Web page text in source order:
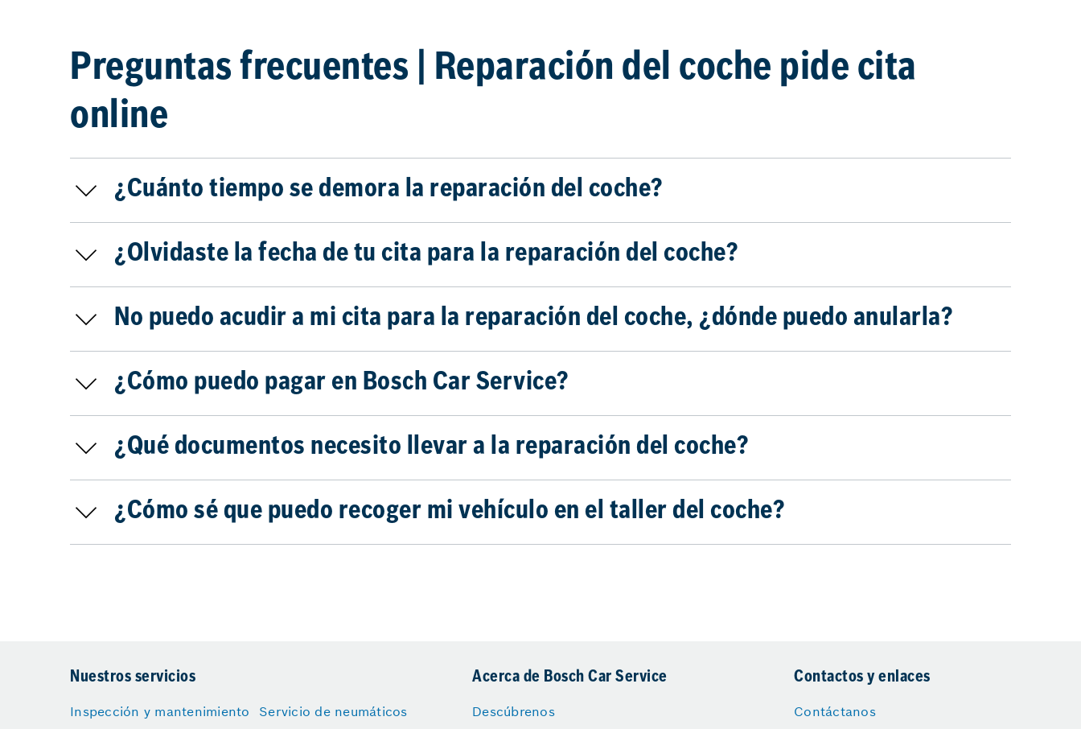
Preguntas frecuentes | Reparación del coche pide cita
online
¿Cuánto tiempo se demora la reparación del coche?
¿Olvidaste la fecha de tu cita para la reparación del coche?
No puedo acudir a mi cita para la reparación del coche, ¿dónde puedo anularla?
¿Cómo puedo pagar en Bosch Car Service?
¿Qué documentos necesito llevar a la reparación del coche?
¿Cómo sé que puedo recoger mi vehículo en el taller del coche?
Nuestros servicios
Inspección y mantenimiento Servicio de neumáticos
Acerca de Bosch Car Service
Descúbrenos
Contactos y enlaces
Contáctanos